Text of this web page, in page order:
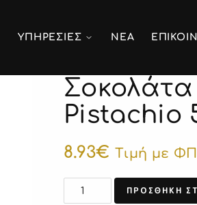
ΥΠΗΡΕΣΙΕΣ ΝΕΑ
Pistachio
8.93€ Τιμή με
ΠΡΟΣΘΗΚΗ